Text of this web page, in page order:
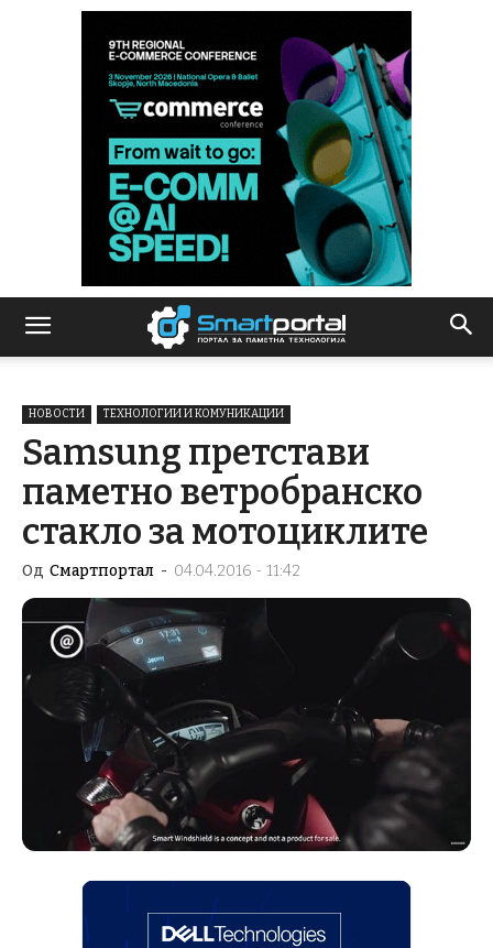
НОВОСТИ ТЕХНОЛОГИИ И КОМУНИКАЦИИ
Samsung претстави
паметно ветробранско
стакло за мотоциклите
Од Смартпортал - 04.04.2016 - 11:42